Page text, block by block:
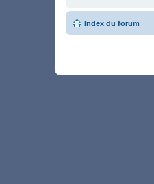
Index du forum